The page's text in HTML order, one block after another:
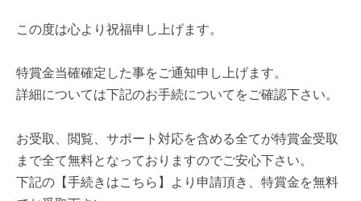
この度は心より祝福申し上げます。
特賞金当確確定した事をご通知申し上げます。
詳細については下記のお手続についてをご確認下さい。
お受取、閲覧、サポート対応を含める全てが特賞金受取
まで全て無料となっておりますのでご安心下さい。
下記の【手続きはこちら】より申請頂き、特賞金を無料